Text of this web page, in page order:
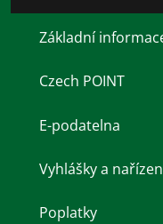
Základní
Czech POINT
E-podatelna
Vyhlášky a
Poplatky